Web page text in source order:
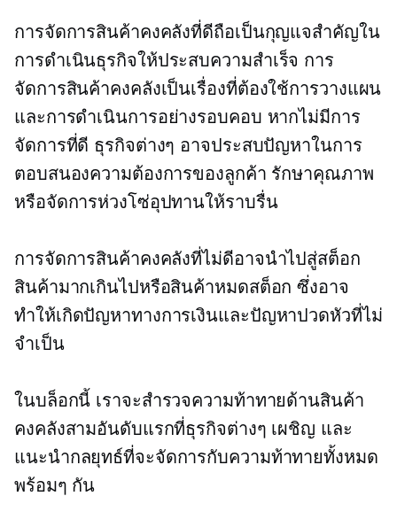
การจัดการสินค้าคงคลังที่ดีถือเป็นกุญแจสำคัญใน
การดำเนินธุรกิจให้ประสบความสำเร็จ การ
จัดการสินค้าคงคลังเป็นเรื่องที่ต้องใช้การวางแผน
และการดำเนินการอย่างรอบคอบ หากไม่มีการ
จัดการที่ดี ธุรกิจต่างๆ อาจประสบปัญหาในการ
ตอบสนองความต้องการของลูกค้า รักษาคุณภาพ
หรือจัดการห่วงโซ่อุปทานให้ราบรื่น
การจัดการสินค้าคงคลังที่ไม่ดีอาจนำไปสู่สต็อก
สินค้ามากเกินไปหรือสินค้าหมดสต็อก ซึ่งอาจ
ทำให้เกิดปัญหาทางการเงินและปัญหาปวดหัวที่ไม่
จำเป็น
ในบล็อกนี้ เราจะสำรวจความท้าทายด้านสินค้า
คงคลังสามอันดับแรกที่ธุรกิจต่างๆ เผชิญ และ
แนะนำกลยุทธ์ที่จะจัดการกับความท้าทายทั้งหมด
พร้อมๆ กัน